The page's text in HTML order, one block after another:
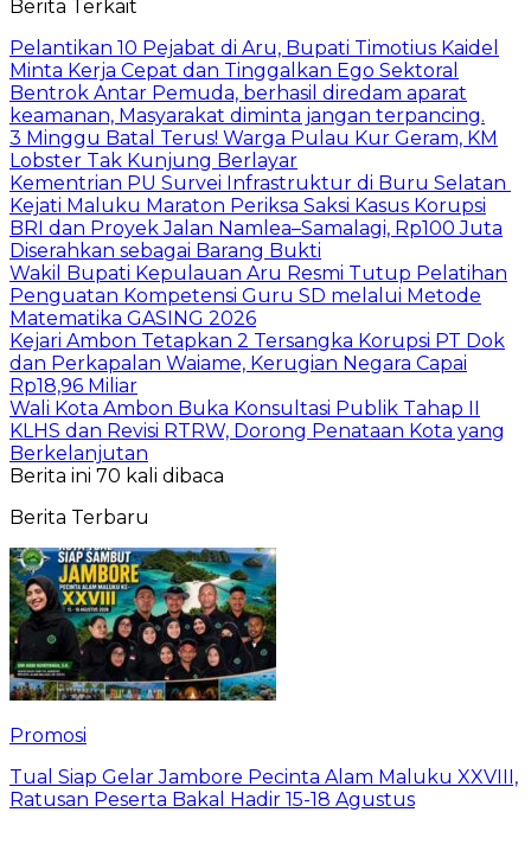
Berita Terkait
Pelantikan 10 Pejabat di Aru, Bupati Timotius Kaidel
Minta Kerja Cepat dan Tinggalkan Ego Sektoral
Bentrok Antar Pemuda, berhasil diredam aparat
keamanan, Masyarakat diminta jangan terpancing.
3 Minggu Batal Terus! Warga Pulau Kur Geram, KM
Lobster Tak Kunjung Berlayar
Kementrian PU Survei Infrastruktur di Buru Selatan
Kejati Maluku Maraton Periksa Saksi Kasus Korupsi
BRI dan Proyek Jalan Namlea–Samalagi, Rp100 Juta
Diserahkan sebagai Barang Bukti
Wakil Bupati Kepulauan Aru Resmi Tutup Pelatihan
Penguatan Kompetensi Guru SD melalui Metode
Matematika GASING 2026
Kejari Ambon Tetapkan 2 Tersangka Korupsi PT Dok
dan Perkapalan Waiame, Kerugian Negara Capai
Rp18,96 Miliar
Wali Kota Ambon Buka Konsultasi Publik Tahap II
KLHS dan Revisi RTRW, Dorong Penataan Kota yang
Berkelanjutan
Berita ini 70 kali dibaca
Berita Terbaru
Promosi
Tual Siap Gelar Jambore Pecinta Alam Maluku XXVIII,
Ratusan Peserta Bakal Hadir 15-18 Agustus